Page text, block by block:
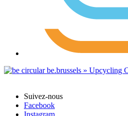
Suivez-nous
Facebook
Instagram